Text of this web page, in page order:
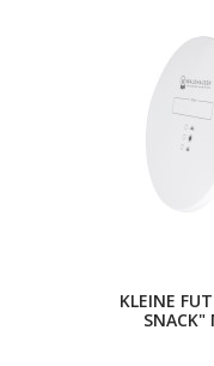
KLEINE
SNACK"